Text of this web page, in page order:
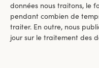
données nous traitons, le
pendant combien de
traiter. En outre, nous
jour sur le traitement des